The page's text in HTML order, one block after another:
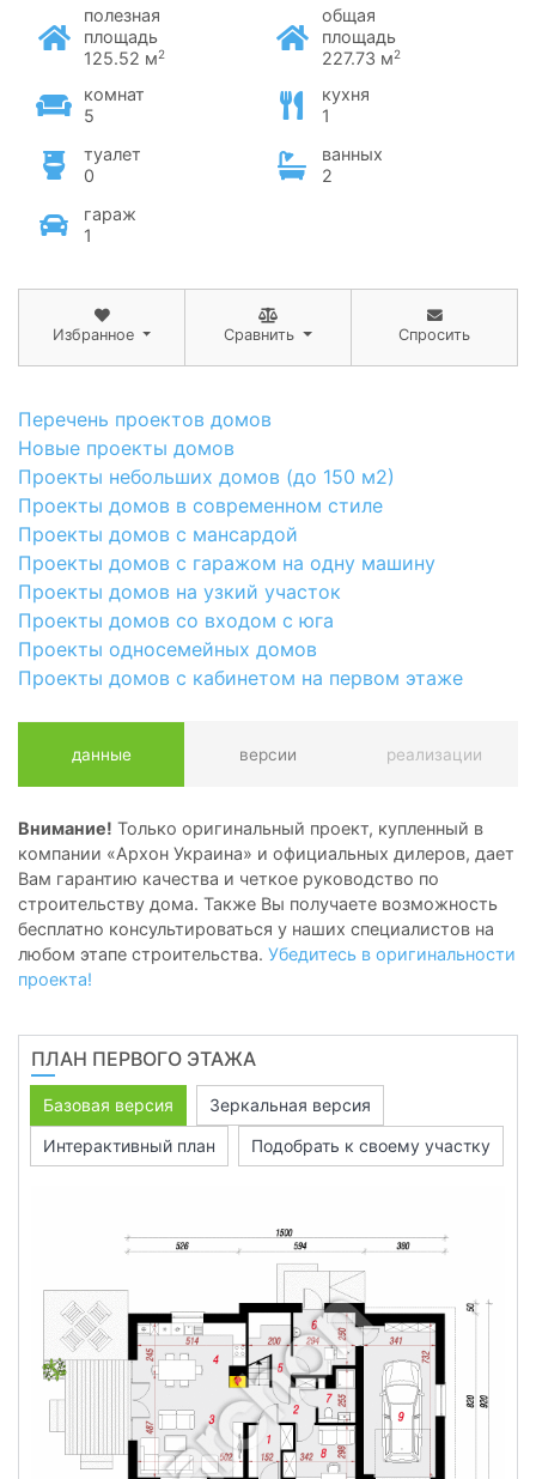
полезная
площадь
125.52 м2
общая
площадь
227.73 м2
комнат
5
кухня
1
туалет
0
ванных
2
гараж
1
Избранное Сравнить Спросить
Перечень проектов домов
Новые проекты домов
Проекты небольших домов (до 150 м2)
Проекты домов в современном стиле
Проекты домов с мансардой
Проекты домов с гаражом на одну машину
Проекты домов на узкий участок
Проекты домов со входом с юга
Проекты односемейных домов
Проекты домов с кабинетом на первом этаже
данные версии реализации
Внимание! Только оригинальный проект, купленный в
компании «Архон Украина» и официальных дилеров, дает
Вам гарантию качества и четкое руководство по
строительству дома. Также Вы получаете возможность
бесплатно консультироваться у наших специалистов на
любом этапе строительства. Убедитесь в оригинальности
проекта!
ПЛАН ПЕРВОГО ЭТАЖА
Базовая версия
Зеркальная версия
Интерактивный план
Подобрать к своему участку